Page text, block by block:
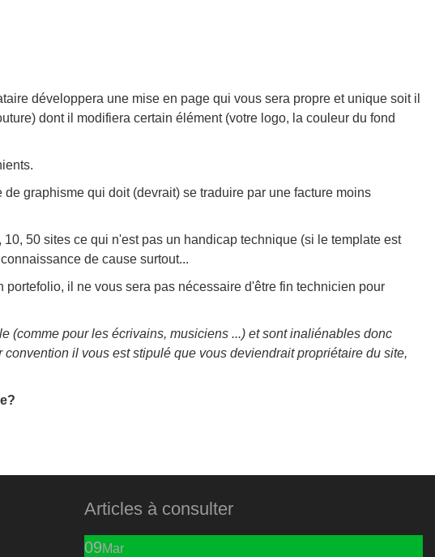
développera une mise en page qui vous sera propre et unique soit il
dont il modifiera certain élément (votre logo, la couleur du fond
graphisme qui doit (devrait) se traduire par une facture moins
50 sites ce qui n'est pas un handicap technique (si le template est
de cause surtout...
il ne vous sera pas nécessaire d'être fin technicien pour
(comme pour les écrivains, musiciens ...) et sont inaliénables donc
il vous est stipulé que vous deviendrait propriétaire du site,
Articles à consulter
09Mar